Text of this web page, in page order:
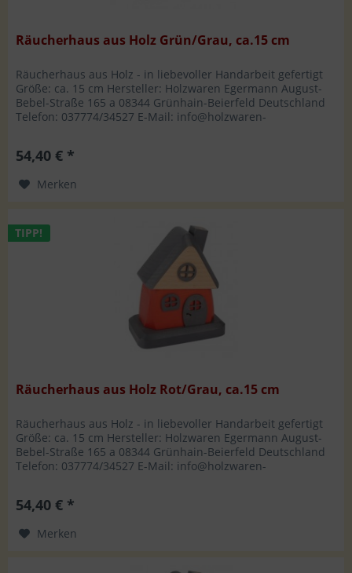
Räucherhaus aus Holz Grün/Grau, ca.15 cm
Räucherhaus aus Holz - in liebevoller Handarbeit gefertigt
Größe: ca. 15 cm Hersteller: Holzwaren Egermann August-
Bebel-Straße 165 a 08344 Grünhain-Beierfeld Deutschland
Telefon: 037774/34527 E-Mail: info@holzwaren-
54,40 € *
Merken
TIPP!
Räucherhaus aus Holz Rot/Grau, ca.15 cm
Räucherhaus aus Holz - in liebevoller Handarbeit gefertigt
Größe: ca. 15 cm Hersteller: Holzwaren Egermann August-
Bebel-Straße 165 a 08344 Grünhain-Beierfeld Deutschland
Telefon: 037774/34527 E-Mail: info@holzwaren-
54,40 € *
Merken